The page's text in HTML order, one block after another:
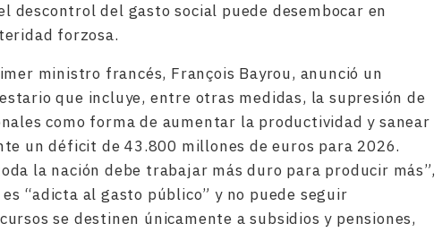
descontrol del gasto social puede desembocar en
forzosa.
ministro francés, François Bayrou, anunció un
que incluye, entre otras medidas, la supresión de
como forma de aumentar la productividad y sanear
un déficit de 43.800 millones de euros para 2026.
la nación debe trabajar más duro para producir más”,
“adicta al gasto público” y no puede seguir
se destinen únicamente a subsidios y pensiones,